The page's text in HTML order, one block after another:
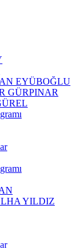
EYÜBOĞLU
GÜRPINAR
YILDIZ